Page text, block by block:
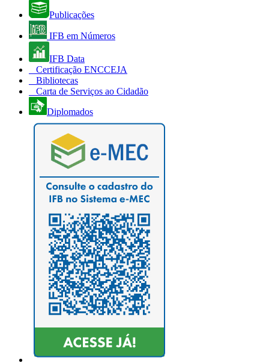
Publicações
IFB em Números
IFB Data
Certificação ENCCEJA
Bibliotecas
Carta de Serviços ao Cidadão
Diplomados